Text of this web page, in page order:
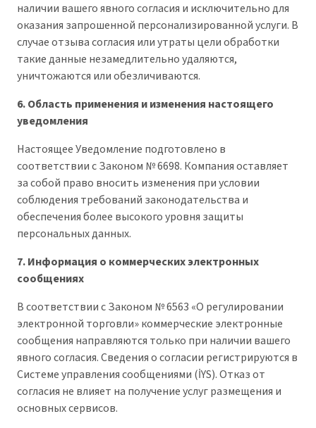
наличии вашего явного согласия и исключительно для
оказания запрошенной персонализированной услуги. В
случае отзыва согласия или утраты цели обработки
такие данные незамедлительно удаляются,
уничтожаются или обезличиваются.
6. Область применения и изменения настоящего
уведомления
Настоящее Уведомление подготовлено в
соответствии с Законом № 6698. Компания оставляет
за собой право вносить изменения при условии
соблюдения требований законодательства и
обеспечения более высокого уровня защиты
персональных данных.
7. Информация о коммерческих электронных
сообщениях
В соответствии с Законом № 6563 «О регулировании
электронной торговли» коммерческие электронные
сообщения направляются только при наличии вашего
явного согласия. Сведения о согласии регистрируются в
Системе управления сообщениями (İYS). Отказ от
согласия не влияет на получение услуг размещения и
основных сервисов.